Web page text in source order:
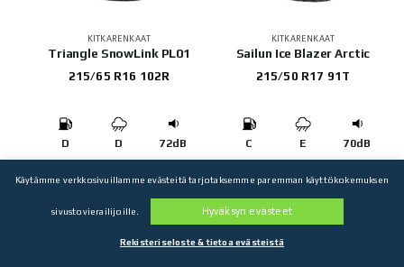
KITKARENKAAT
Triangle SnowLink PL01
215/65 R16 102R
D D 72dB
81,37€
4 kpl: 325,48€
KITKARENKAAT
Sailun Ice Blazer Arctic
215/50 R17 91T
C E 70dB
81,50€
4 kpl: 326,00€
Käytämme verkkosivuillamme evästeitä tarjotaksemme paremman käyttökokemuksen
sivustovierailijoille. Hyväksyn evästeet
Rekisteriseloste & tietoa evästeistä